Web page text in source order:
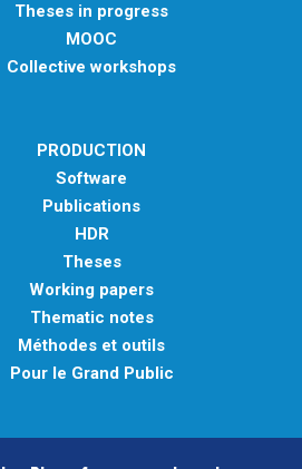
Theses in progress
MOOC
Collective workshops
PRODUCTION
Software
Publications
HDR
Theses
Working papers
Thematic notes
Méthodes et outils
Pour le Grand Public